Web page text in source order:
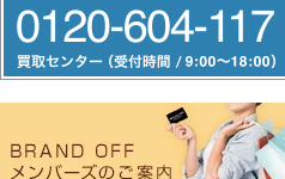
リ
ー
ヤ